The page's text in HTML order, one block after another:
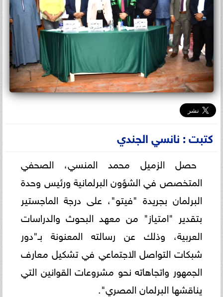
كتبت : نانسي الجندي
حصل الزميل محمد المنسي، الصحفي
المتخصص في الشؤون البرلمانية ورئيس وحدة
البرلمان بجريدة "فيتو"، على درجة الماجستير
بتقدير "امتياز" من معهد البحوث والدراسات
العربية، وذلك عن رسالته المعنونة بـ"دور
شبكات التواصل الاجتماعي في تشكيل معارف
الجمهور واتجاهاته نحو مشروعات القوانين التي
يناقشها البرلمان المصري".